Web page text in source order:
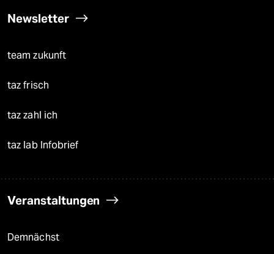
Newsletter
team zukunft
taz frisch
taz zahl ich
taz lab Infobrief
Veranstaltungen
Demnächst